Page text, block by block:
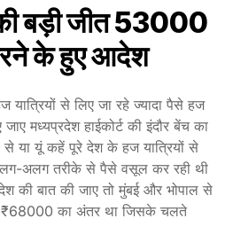
बड़ी जीत 53000
के हुए आदेश
से लिए जा रहे ज्यादा पैसे हज
मध्यप्रदेश हाईकोर्ट की इंदौर बेंच का
से या यूं कहें पूरे देश के हज यात्रियों से
अलग तरीके से पैसे वसूल कर रही थी
की बात की जाए तो मुंबई और भोपाल से
₹68000 का अंतर था जिसके चलते